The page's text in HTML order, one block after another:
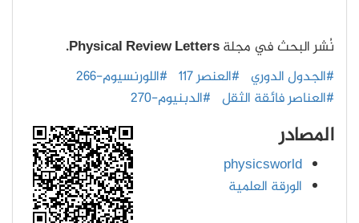
نُشر البحث في مجلةPhysical Review Letters.
#الجدول الدوري #العنصر 117
#اللورنسيوم-266
#العناصر فائقة الثقل #الدبنيوم-270
المصادر
physicsworld
الورقة العلمية